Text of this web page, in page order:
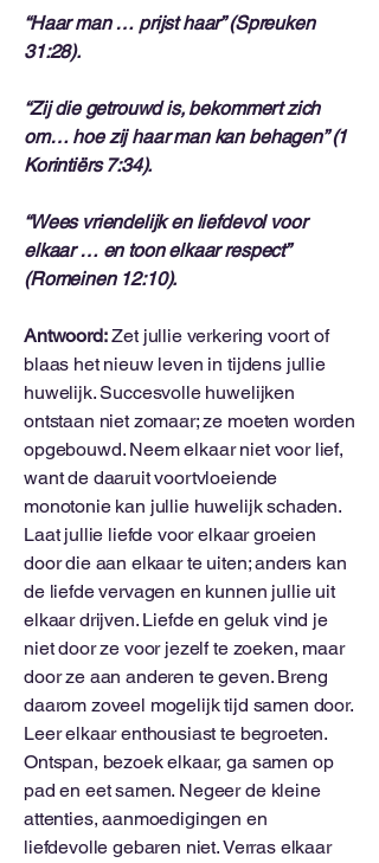
“Haar man … prijst haar” (Spreuken
31:28).
“Zij die getrouwd is, bekommert zich
om… hoe zij haar man kan behagen” (1
Korintiërs 7:34).
“Wees vriendelijk en liefdevol voor
elkaar … en toon elkaar respect”
(Romeinen 12:10).
Antwoord:Zet jullie verkering voort of
blaas het nieuw leven in tijdens jullie
huwelijk. Succesvolle huwelijken
ontstaan ​​niet zomaar; ze moeten worden
opgebouwd. Neem elkaar niet voor lief,
want de daaruit voortvloeiende
monotonie kan jullie huwelijk schaden.
Laat jullie liefde voor elkaar groeien
door die aan elkaar te uiten; anders kan
de liefde vervagen en kunnen jullie uit
elkaar drijven. Liefde en geluk vind je
niet door ze voor jezelf te zoeken, maar
door ze aan anderen te geven. Breng
daarom zoveel mogelijk tijd samen door.
Leer elkaar enthousiast te begroeten.
Ontspan, bezoek elkaar, ga samen op
pad en eet samen. Negeer de kleine
attenties, aanmoedigingen en
liefdevolle gebaren niet. Verras elkaar